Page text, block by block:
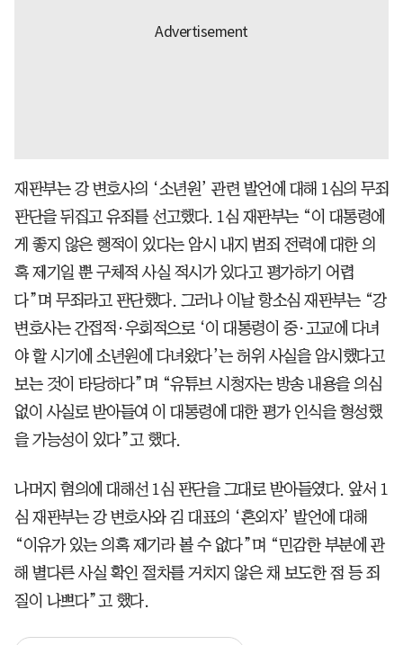
재판부는 강 변호사의 ‘소년원’ 관련 발언에 대해 1심의 무죄
판단을 뒤집고 유죄를 선고했다. 1심 재판부는 “이 대통령에
게 좋지 않은 행적이 있다는 암시 내지 범죄 전력에 대한 의
혹 제기일 뿐 구체적 사실 적시가 있다고 평가하기 어렵
다”며 무죄라고 판단했다. 그러나 이날 항소심 재판부는 “강
변호사는 간접적·우회적으로 ‘이 대통령이 중·고교에 다녀
야 할 시기에 소년원에 다녀왔다’는 허위 사실을 암시했다고
보는 것이 타당하다”며 “유튜브 시청자는 방송 내용을 의심
없이 사실로 받아들여 이 대통령에 대한 평가 인식을 형성했
을 가능성이 있다”고 했다.
나머지 혐의에 대해선 1심 판단을 그대로 받아들였다. 앞서 1
심 재판부는 강 변호사와 김 대표의 ‘혼외자’ 발언에 대해
“이유가 있는 의혹 제기라 볼 수 없다”며 “민감한 부분에 관
해 별다른 사실 확인 절차를 거치지 않은 채 보도한 점 등 죄
질이 나쁘다”고 했다.